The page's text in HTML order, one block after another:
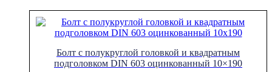
Болт с полукруглой головкой и квадратным
подголовком DIN 603 оцинкованный 10×190